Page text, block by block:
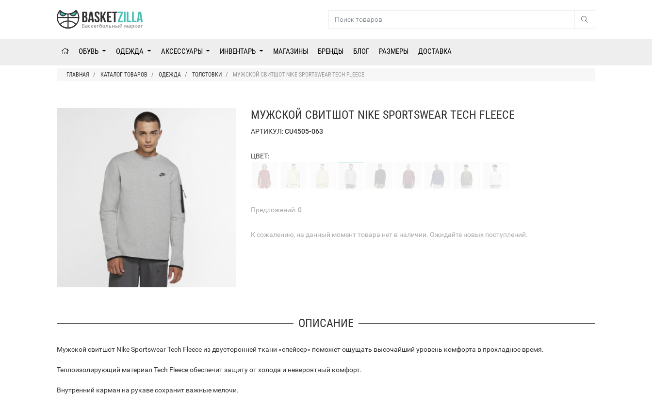
ОБУВЬ ОДЕЖДА АКСЕССУАРЫ ИНВЕНТАРЬ МАГАЗИНЫ БРЕНДЫ БЛОГ РАЗМЕРЫ ДОСТАВКА
ГЛАВНАЯ КАТАЛОГ ТОВАРОВ ОДЕЖДА ТОЛСТОВКИ МУЖСКОЙ СВИТШОТ NIKE SPORTSWEAR TECH FLEECE
МУЖСКОЙ СВИТШОТ NIKE SPORTSWEAR TECH FLEECE
АРТИКУЛ:CU4505-063
ЦВЕТ:
Предложений:0
К сожалению, на данный момент товара нет в наличии. Ожидайте новых поступлений.
ОПИСАНИЕ
Мужской свитшот Nike Sportswear Tech Fleece из двусторонней ткани «спейсер» поможет ощущать высочайший уровень комфорта в прохладное время.
Теплоизолирующий материал Tech Fleece обеспечит защиту от холода и невероятный комфорт.
Внутренний карман на рукаве сохранит важные мелочи.